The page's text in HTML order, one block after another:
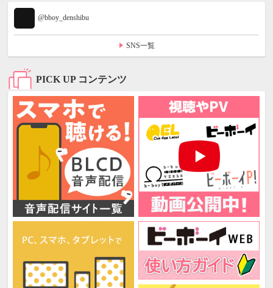
@bboy_denshibu
SNS一覧
PICK UP コンテンツ